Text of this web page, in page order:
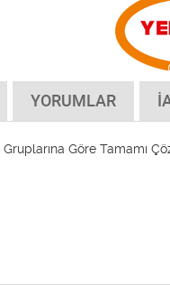
YORUMLAR
Göre Tamamı